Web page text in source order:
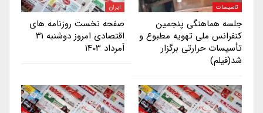
تاسیسات
جلسه هماهنگی پنجمین
کنفرانس ملی تهویه مطبوع و
تأسیسات حرارتی برگزار
شد(فیلم)
ایران
صفحه نخست روزنامه های
اقتصادی امروز دوشنبه ۳۱
اَمرداد ۱۴۰۳